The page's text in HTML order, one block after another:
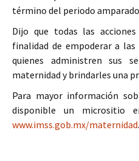
término del periodo
Dijo que todas las
finalidad de empoderar a
quienes administren sus
maternidad y brindarles una
Para mayor información
disponible un micrositio
www.imss.gob.mx/maternidad.